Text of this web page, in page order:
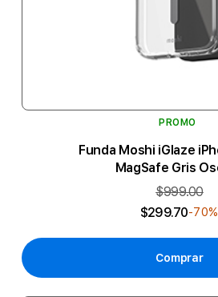
PROMO
Funda Moshi iGlaze
MagSafe Gris
$999.00
$299.70-70%
Comprar